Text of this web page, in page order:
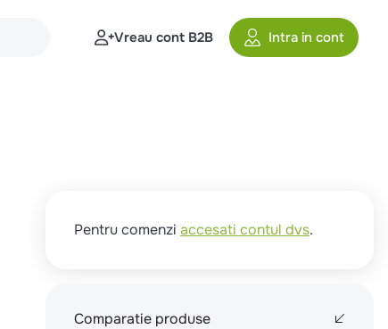
Vreau cont B2B Intra in cont
Pentru comenzi accesati contul dvs.
Comparatie produse